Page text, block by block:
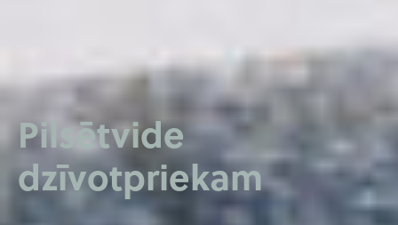
Pilsētvide
dzīvotpriekam